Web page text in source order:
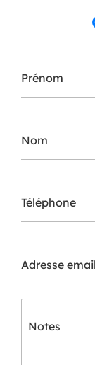
Prénom
Nom
Téléphone
Adresse email
Notes